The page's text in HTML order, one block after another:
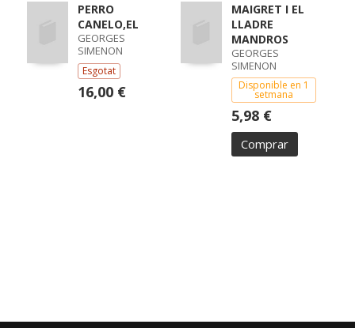
PERRO
CANELO,EL
GEORGES
SIMENON
Esgotat
16,00 €
MAIGRET I EL
LLADRE
MANDROS
GEORGES
SIMENON
Disponible en 1
setmana
5,98 €
Comprar